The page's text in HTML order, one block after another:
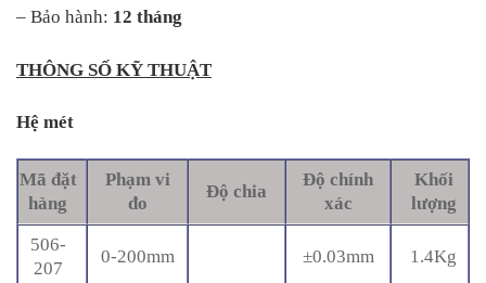
– Bảo hành: 12 tháng
THÔNG SỐ KỸ THUẬT
Hệ mét
Mã đặt
hàng
Phạm vi
đo
Độ chia
Độ chính
xác
Khối
lượng
506-
207
0-200mm ±0.03mm 1.4Kg